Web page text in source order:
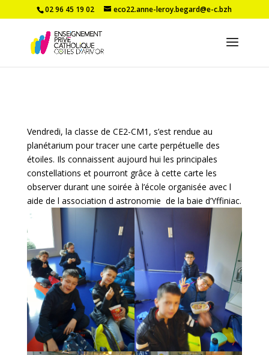
02 96 45 19 02 eco22.anne-leroy.begard@e-c.bzh
Vendredi, la classe de CE2-CM1, s’est rendue au
planétarium pour tracer une carte perpétuelle des
étoiles. Ils connaissent aujourd hui les principales
constellations et pourront grâce à cette carte les
observer durant une soirée à l’école organisée avec l
aide de l association d astronomie de la baie d’Yffiniac.